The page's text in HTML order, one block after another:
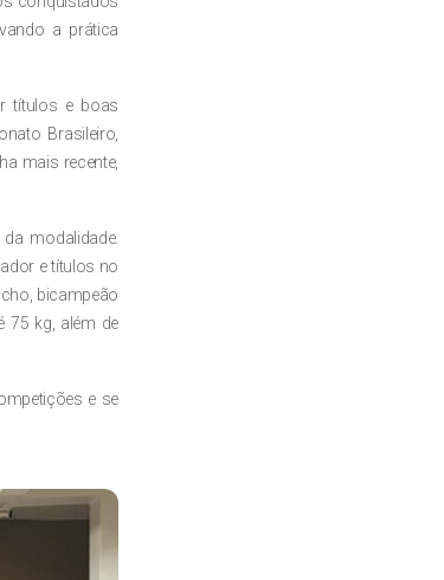
a prática
títulos e boas
Brasileiro,
mais recente,
modalidade.
e títulos no
bicampeão
75 kg, além de
e se